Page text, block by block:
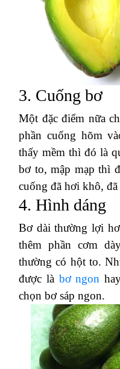
3. Cuống bơ
Một đặc điểm nữa
phần cuống hõm
thấy mềm thì đó là
bơ to, mập mạp thì
cuống đã hơi khô,
4. Hình dáng
Bơ dài thường lợi
thêm phần cơm
thường có hột to.
được là bơ ngon
chọn bơ sáp ngon.